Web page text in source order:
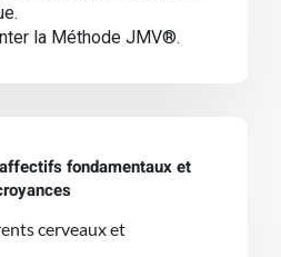
la Méthode JMV®.
fondamentaux et
cerveaux et